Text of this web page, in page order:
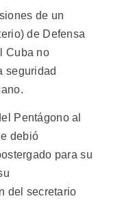
de un
de Defensa
Cuba no
seguridad
Pentágono al
debió
para su
del secretario